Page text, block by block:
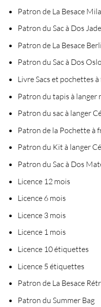
Patron de La Besace Mila
Patron du Sac à Dos Jade
Patron de La Besace
Patron du Sac à Dos Oslo
Livre Sacs et pochettes
Patron du tapis à langer
Patron du sac à langer
Patron de la Pochette à
Patron du Kit à langer
Patron du Sac à Dos
Licence 12 mois
Licence 6 mois
Licence 3 mois
Licence 1 mois
Licence 10 étiquettes
Licence 5 étiquettes
Patron de La Besace
Patron du Summer Bag